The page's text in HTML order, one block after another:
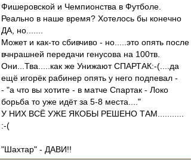
Фишеровской и Чемпионства в Футболе.
Реально в наше время? Хотелось бы конечно
ДА, но.......
Может и как-то сбивчиво - но.....это опять после
вчнрашней передачи генусова на 100тв.
Они...Тва.....как же Унижают СПАРТАК:-(....да
ещё игорёк рабинер опять у него подпевал -
- "а что вы хотите - в матче Спартак - Локо
борьба то уже идёт за 5-8 места...."
У НИХ ВСЁ УЖЕ ЯКОБЫ РЕШЕНО ТАМ...........
:-(
"Шахтар" - ДАВИ!!